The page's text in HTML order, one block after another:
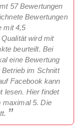
57 Bewertungen
Bewertungen
mit 4,5
wird mit
beurteilt. Bei
eine Bewertung
im Schnitt
Facebook kann
lesen. Hier findet
maximal 5. Die